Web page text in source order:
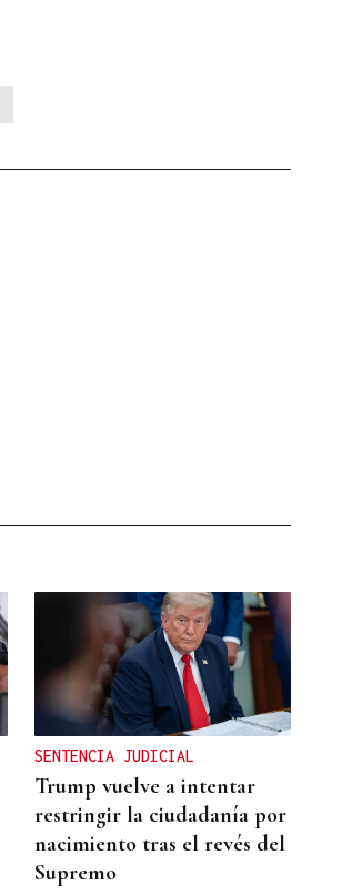
SENTENCIA JUDICIAL
Trump vuelve a intentar
restringir la ciudadanía por
nacimiento tras el revés del
Supremo